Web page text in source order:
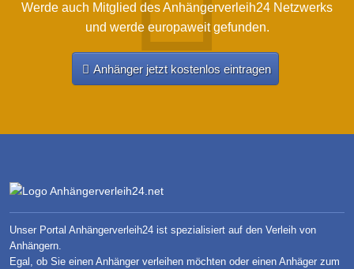
Werde auch Mitglied des Anhängerverleih24 Netzwerks
und werde europaweit gefunden.
Anhänger jetzt kostenlos eintragen
Unser Portal Anhängerverleih24 ist spezialisiert auf den Verleih von
Anhängern.
Egal, ob Sie einen Anhänger verleihen möchten oder einen Anhäger zum